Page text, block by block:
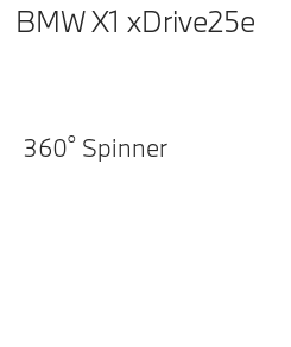
BMW X1 xDrive25e
360o Spinner